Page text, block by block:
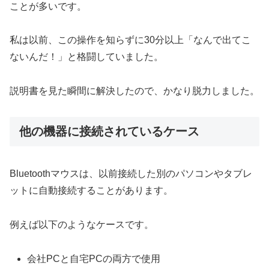
ことが多いです。
私は以前、この操作を知らずに30分以上「なんで出てこ
ないんだ！」と格闘していました。
説明書を見た瞬間に解決したので、かなり脱力しました。
他の機器に接続されているケース
Bluetoothマウスは、以前接続した別のパソコンやタブレ
ットに自動接続することがあります。
例えば以下のようなケースです。
会社PCと自宅PCの両方で使用